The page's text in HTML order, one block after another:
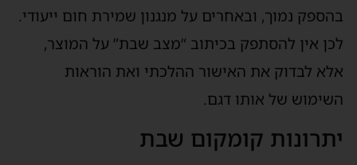
בהספק נמוך, ובאחרים על מנגנון שמירת חום ייעודי.
לכן אין להסתפק בכיתוב “מצב שבת” על המוצר,
אלא לבדוק את האישור ההלכתי ואת הוראות
השימוש של אותו דגם.
יתרונות קומקום שבת